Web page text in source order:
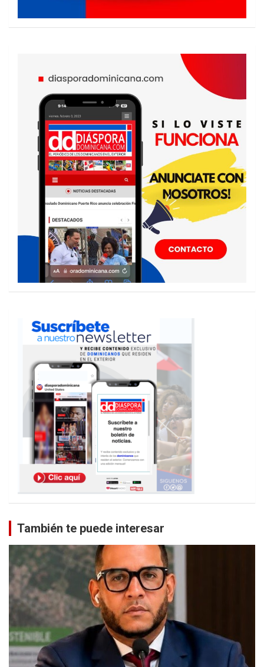
También te puede interesar